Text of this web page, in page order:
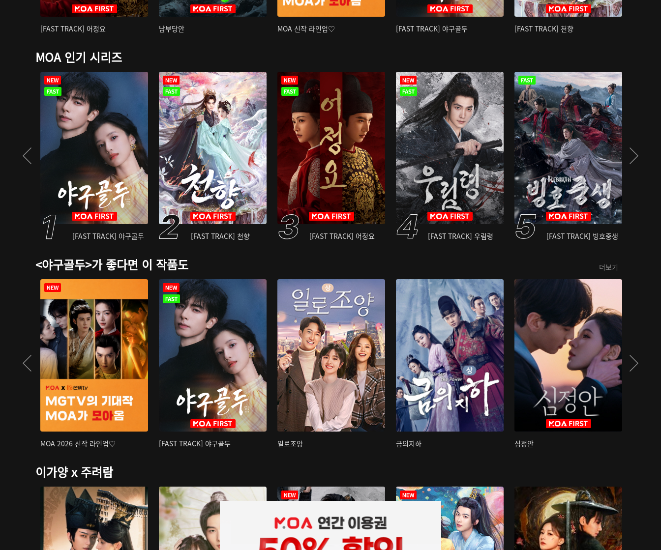
[FAST TRACK] 어정요 남부당안 MOA 신작 라인업♡ [FAST TRACK] 야구골두 [FAST TRACK] 천향
MOA 인기 시리즈
[FAST TRACK] 야구골두 [FAST TRACK] 천향 [FAST TRACK] 어정요 [FAST TRACK] 우림령 [FAST TRACK] 빙호중생
<야구골두>가 좋다면 이 작품도 더보기
MOA 2026 신작 라인업♡ [FAST TRACK] 야구골두 일로조양 금의지하 심정안
이가양 x 주려람